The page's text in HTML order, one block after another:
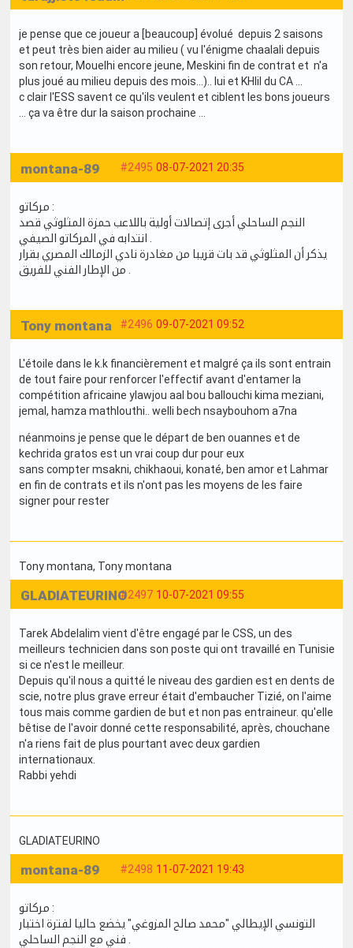
je pense que ce joueur a [beaucoup] évolué depuis 2 saisons
et peut très bien aider au milieu ( vu l'énigme chaalali depuis
son retour, Mouelhi encore jeune, Meskini fin de contrat et n'a
plus joué au milieu depuis des mois...).. lui et KHlil du CA ...
c clair l'ESS savent ce qu'ils veulent et ciblent les bons joueurs
... ça va être dur la saison prochaine ...
#2495 08-07-2021 20:35
montana-89
مركاتو :
النجم الساحلي أجرى إتصالات أولية باللاعب حمزة المثلوثي قصد
يذكر أن المثلوثي قد بات قريبا من مغادرة نادي الزمالك المصري بقرار
#2496 09-07-2021 09:52
Tony montana
L'étoile dans le k.k financièrement et malgré ça ils sont entrain
de tout faire pour renforcer l'effectif avant d'entamer la
compétition africaine ylawjou aal bou ballouchi kima meziani,
jemal, hamza mathlouthi.. welli bech nsaybouhom a7na
néanmoins je pense que le départ de ben ouannes et de
kechrida gratos est un vrai coup dur pour eux
sans compter msakni, chikhaoui, konaté, ben amor et Lahmar
en fin de contrats et ils n'ont pas les moyens de les faire
signer pour rester
Tony montana, Tony montana
#2497 10-07-2021 09:55
GLADIATEURINO
Tarek Abdelalim vient d'être engagé par le CSS, un des
meilleurs technicien dans son poste qui ont travaillé en Tunisie
si ce n'est le meilleur.
Depuis qu'il nous a quitté le niveau des gardien est en dents de
scie, notre plus grave erreur était d'embaucher Tizié, on l'aime
tous mais comme gardien de but et non pas entraineur. qu'elle
bêtise de l'avoir donné cette responsabilité, après, chouchane
n'a riens fait de plus pourtant avec deux gardien
internationaux.
Rabbi yehdi
GLADIATEURINO
#2498 11-07-2021 19:43
montana-89
مركاتو :
التونسي الإيطالي "محمد صالح المزوغي" يخضع حاليا لفترة اختبار